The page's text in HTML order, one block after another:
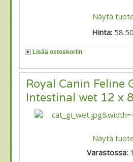
Näytä
Hinta:
Lisää ostoskoriin
Royal Canin Feline
Intestinal wet 12 x
Näytä
Varastossa: 1